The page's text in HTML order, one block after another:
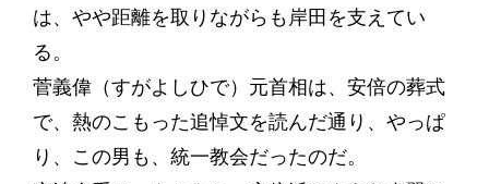
は、やや距離を取りながらも岸田を支えてい
る。
菅義偉（すがよしひで）元首相は、安倍の葬式
で、熱のこもった追悼文を読んだ通り、やっぱ
り、この男も、統一教会だったのだ。